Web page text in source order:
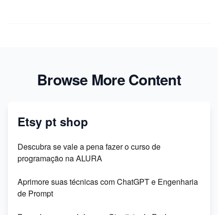
Browse More Content
Etsy pt shop
Descubra se vale a pena fazer o curso de
programação na ALURA
Aprimore suas técnicas com ChatGPT e Engenharia
de Prompt